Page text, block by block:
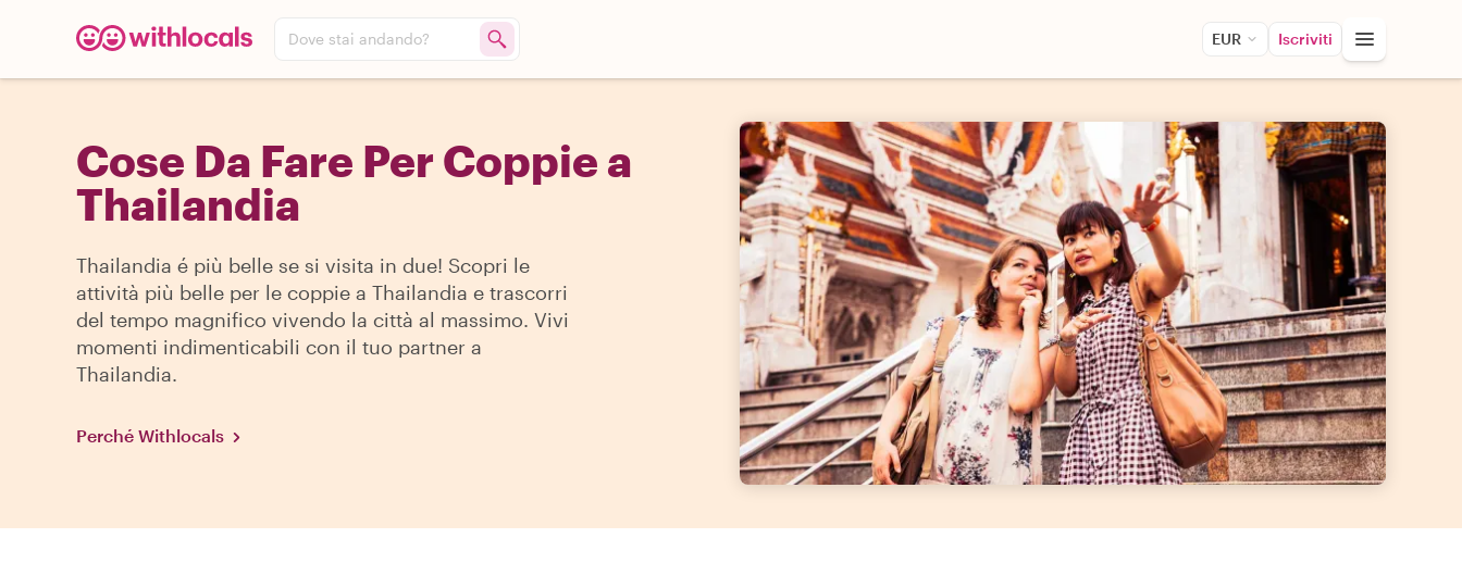
Dove stai andando? EUR Iscriviti
Cose Da Fare Per Coppie a
Thailandia
Thailandia é più belle se si visita in due! Scopri le
attività più belle per le coppie a Thailandia e trascorri
del tempo magnifico vivendo la città al massimo. Vivi
momenti indimenticabili con il tuo partner a
Thailandia.
Perché Withlocals